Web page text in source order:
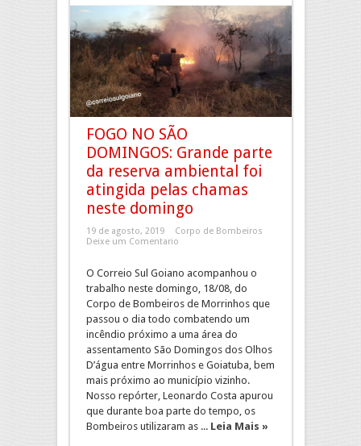
FOGO NO SÃO
DOMINGOS: Grande parte
da reserva ambiental foi
atingida pelas chamas
neste domingo
19 de agosto, 2019
Corpo de Bombeiros
Deixe um Comentario
O Correio Sul Goiano acompanhou o
trabalho neste domingo, 18/08, do
Corpo de Bombeiros de Morrinhos que
passou o dia todo combatendo um
incêndio próximo a uma área do
assentamento São Domingos dos Olhos
D’água entre Morrinhos e Goiatuba, bem
mais próximo ao município vizinho.
Nosso repórter, Leonardo Costa apurou
que durante boa parte do tempo, os
Bombeiros utilizaram as ... Leia Mais »